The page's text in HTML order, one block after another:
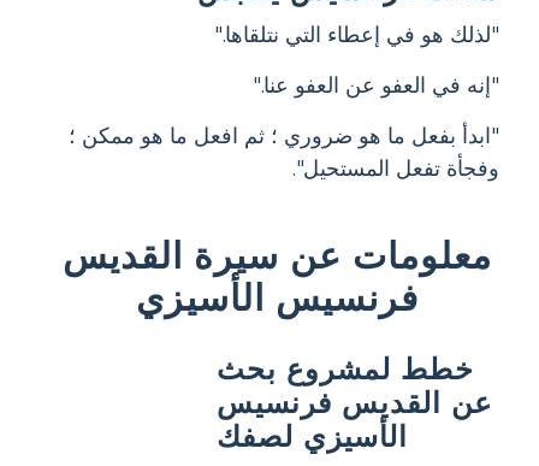
"لذلك هو في إعطاء التي نتلقاها."
"إنه في العفو عن العفو عنا."
"ابدأ بفعل ما هو ضروري ؛ ثم افعل ما هو ممكن ؛
وفجأة تفعل المستحيل".
معلومات عن سيرة القديس
فرنسيس الأسيزي
خطط لمشروع بحث
عن القديس فرنسيس
الأسيزي لصفك